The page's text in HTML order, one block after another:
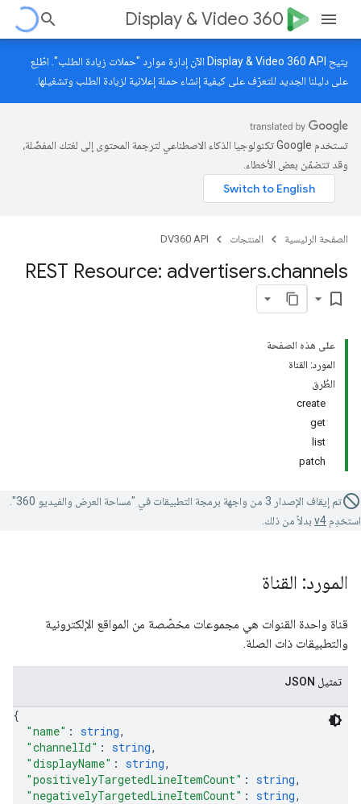
Display & Video 360
يتيح Display & Video 360 API الآن إدارة موارد "حملات زيادة الطلب". اطّلِع
على دليلنا الجديد للتعرّف على كيفية إنشاء حملة إعلانية لزيادة الطلب وتشغيلها.
تستخدم Google تكنولوجيا الذكاء الاصطناعي لترجمة المحتوى إلى لغتك المفضّلة،
وقد تتضمّن بعض الأخطاء.
الصفحة الرئيسية المنتجات DV360 API
REST Resource: advertisers.channels
bookmark_border
على هذه الصفحة
المورد: القناة
الطُرق
create
get
list
patch
تم إيقاف الإصدار 3 من واجهة برمجة التطبيقات في "مساحة العرض والفيديو 360".
استخدِم v4 بدلاً من ذلك.
المورد: القناة
قناة واحدة القنوات هي مجموعات مخصّصة من المواقع الإلكترونية
والتطبيقات ذات الصلة.
تمثيل JSON
{
"name" : string,
"channelId" : string,
"displayName" : string,
"positivelyTargetedLineItemCount" : string,
"negativelyTargetedLineItemCount" : string,